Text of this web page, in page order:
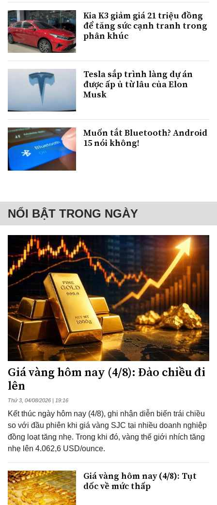
Kia K3 giảm giá 21 triệu đồng
để tăng sức cạnh tranh trong
phân khúc
Tesla sắp trình làng dự án
được ấp ủ từ lâu của Elon
Musk
Muốn tắt Bluetooth? Android
15 nói không!
NỔI BẬT TRONG NGÀY
Giá vàng hôm nay (4/8): Đảo chiều đi
lên
Thứ 3, 04/08/2026 | 19:16
Kết thúc ngày hôm nay (4/8), ghi nhận diễn biến trái chiều
so với đầu phiên khi giá vàng SJC tại nhiều doanh nghiệp
đồng loạt tăng nhẹ. Trong khi đó, vàng thế giới nhích tăng
nhẹ lên 4.062,6 USD/ounce.
Giá vàng hôm nay (4/8): Tụt
dốc về mức thấp